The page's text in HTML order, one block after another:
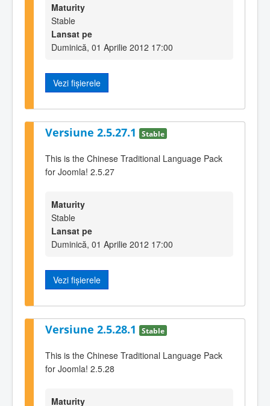
Maturity
Stable
Lansat pe
Duminică, 01 Aprilie 2012 17:00
Vezi fișierele
Versiune 2.5.27.1 Stable
This is the Chinese Traditional Language Pack
for Joomla! 2.5.27
Maturity
Stable
Lansat pe
Duminică, 01 Aprilie 2012 17:00
Vezi fișierele
Versiune 2.5.28.1 Stable
This is the Chinese Traditional Language Pack
for Joomla! 2.5.28
Maturity